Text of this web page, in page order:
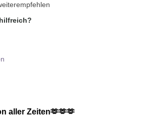
aller Zeiten🫶🫶🫶